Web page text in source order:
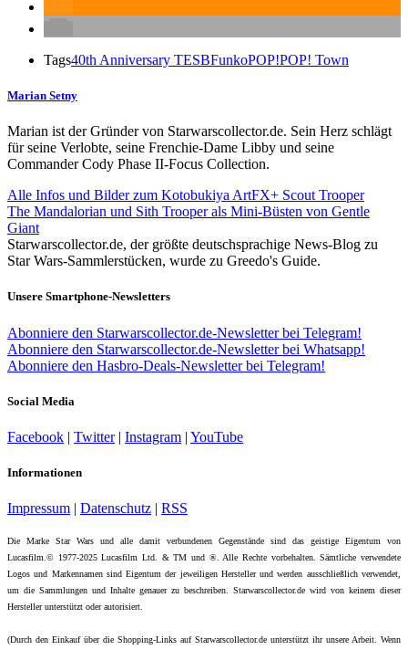
Tags40th Anniversary TESBFunkoPOP!POP! Town
Marian Setny
Marian ist der Gründer von Starwarscollector.de. Sein Herz schlägt
für seine Verlobte, seine Frenchie-Dame Libby und seine
Commander Cody Phase II-Focus Collection.
Alle Infos und Bilder zum Kotobukiya ArtFX+ Scout Trooper
The Mandalorian und Sith Trooper als Mini-Büsten von Gentle
Giant
Starwarscollector.de, der größte deutschsprachige News-Blog zu
Star Wars-Sammlerstücken, wurde zu Greedo's Guide.
Unsere Smartphone-Newsletters
Abonniere den Starwarscollector.de-Newsletter bei Telegram!
Abonniere den Starwarscollector.de-Newsletter bei Whatsapp!
Abonniere den Hasbro-Deals-Newsletter bei Telegram!
Social Media
Facebook | Twitter| Instagram | YouTube
Informationen
Impressum | Datenschutz | RSS
Die Marke Star Wars und alle damit verbundenen Gegenstände sind das geistige Eigentum von
Lucasfilm.© 1977-2025 Lucasfilm Ltd. & TM und ®. Alle Rechte vorbehalten. Sämtliche verwendete
Logos und Markennamen sind Eigentum der jeweiligen Hersteller und werden ausschließlich verwendet,
um die Sammlungen und Inhalte genauer zu beschreiben. Starwarscollector.de wird von keinem dieser
Hersteller unterstützt oder autorisiert.
(Durch den Einkauf über die Shopping-Links auf Starwarscollector.de unterstützt ihr unsere Arbeit. Wenn